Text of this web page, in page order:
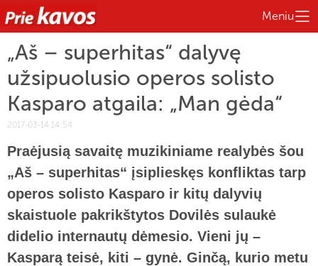
Meniu
„Aš – superhitas“ dalyvę
užsipuolusio operos solisto
Kasparo atgaila: „Man gėda“
2017-03-14 14:54
Praėjusią savaitę muzikiniame realybės šou
„Aš – superhitas“ įsiplieskęs konfliktas tarp
operos solisto Kasparo ir kitų dalyvių
skaistuole pakrikštytos Dovilės sulaukė
didelio internautų dėmesio. Vieni jų –
Kasparą teisė, kiti – gynė. Ginčą, kurio metu